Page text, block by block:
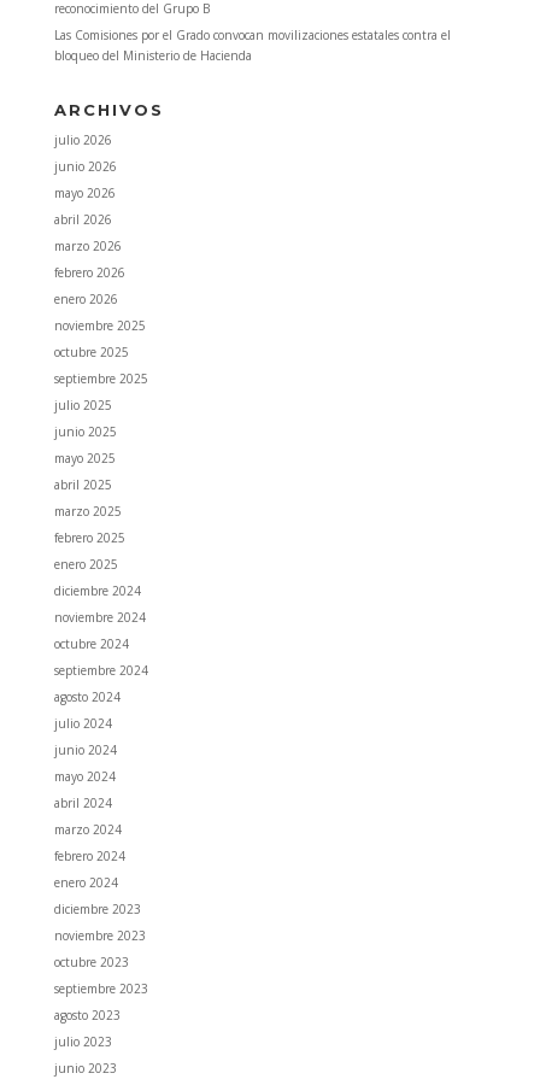
reconocimiento del Grupo B
Las Comisiones por el Grado convocan movilizaciones estatales contra el
bloqueo del Ministerio de Hacienda
ARCHIVOS
julio 2026
junio 2026
mayo 2026
abril 2026
marzo 2026
febrero 2026
enero 2026
noviembre 2025
octubre 2025
septiembre 2025
julio 2025
junio 2025
mayo 2025
abril 2025
marzo 2025
febrero 2025
enero 2025
diciembre 2024
noviembre 2024
octubre 2024
septiembre 2024
agosto 2024
julio 2024
junio 2024
mayo 2024
abril 2024
marzo 2024
febrero 2024
enero 2024
diciembre 2023
noviembre 2023
octubre 2023
septiembre 2023
agosto 2023
julio 2023
junio 2023